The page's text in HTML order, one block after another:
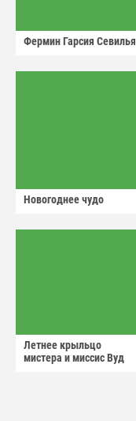
Фермин Гарсия Севилья
Новогоднее чудо
Летнее крыльцо
мистера и миссис Вуд